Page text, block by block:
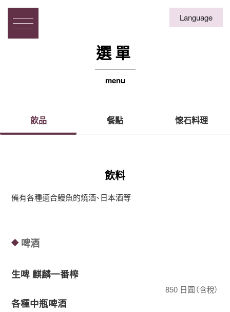
Language
選單
menu
飲品 餐點 懷石料理
飲料
備有各種適合鰻魚的燒酒、日本酒等
◆啤酒
生啤 麒麟一番榨
850 日圓（含稅）
各種中瓶啤酒